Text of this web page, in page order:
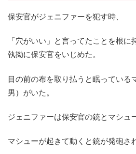
保安官がジェニファーを犯す時、
「穴がいい」と言ってたことを根に
執拗に保安官をいじめた。
目の前の布を取り払うと眠っている
男）がいた。
ジェニファーは保安官の銃とマシュ
マシューが起きて動くと銃が発砲さ